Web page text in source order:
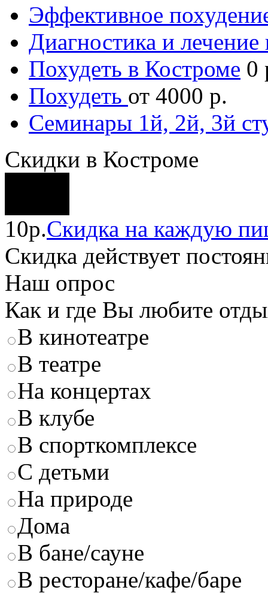
Эффективное
Диагностика и
Похудеть в Костроме 0
Похудеть от 4000 р.
Семинары 1й, 2й, 3й
Скидки в Костроме
10р.Скидка на каждую
Скидка действует
Наш опрос
Как и где Вы любите
В кинотеатре
В театре
На концертах
В клубе
В спорткомплексе
С детьми
На природе
Дома
В бане/сауне
В ресторане/кафе/баре